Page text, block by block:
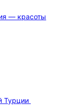
Турции